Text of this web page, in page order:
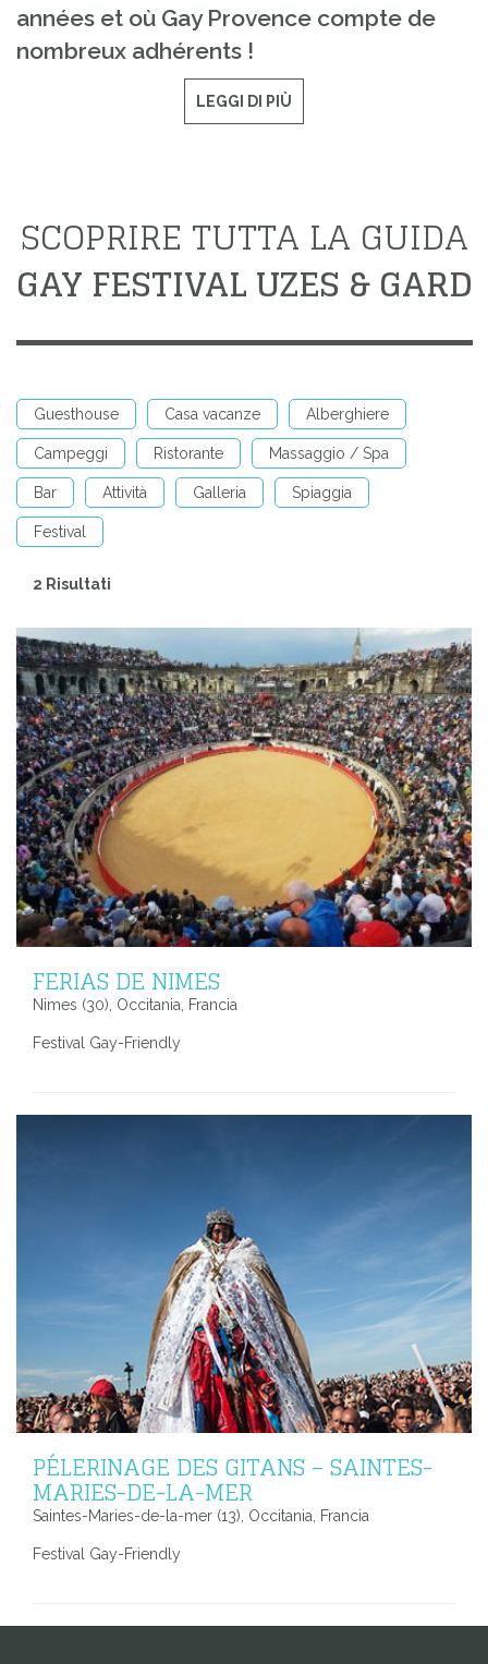
années et où Gay Provence compte de
nombreux adhérents !
LEGGI DI PIÙ
SCOPRIRE TUTTA LA GUIDA
GAY FESTIVAL UZES & GARD
Guesthouse Casa vacanze Alberghiere
Campeggi Ristorante Massaggio / Spa
Bar Attività Galleria Spiaggia
Festival
2 Risultati
FERIAS DE NIMES
Nimes (30), Occitania, Francia
Festival Gay-Friendly
PÉLERINAGE DES GITANS – SAINTES-
MARIES-DE-LA-MER
Saintes-Maries-de-la-mer (13), Occitania, Francia
Festival Gay-Friendly